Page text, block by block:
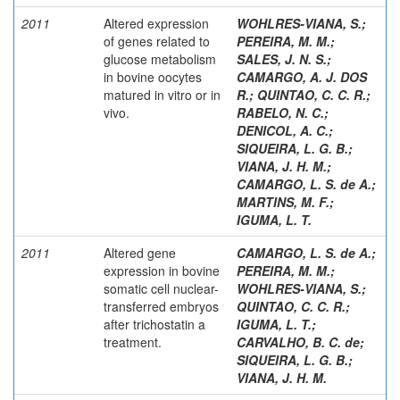
2011
Altered expression
of genes related to
glucose metabolism
in bovine oocytes
matured in vitro or in
vivo.
WOHLRES-VIANA, S.;
PEREIRA, M. M.;
SALES, J. N. S.;
CAMARGO, A. J. DOS
R.; QUINTAO, C. C. R.;
RABELO, N. C.;
DENICOL, A. C.;
SIQUEIRA, L. G. B.;
VIANA, J. H. M.;
CAMARGO, L. S. de A.;
MARTINS, M. F.;
IGUMA, L. T.
2011
Altered gene
expression in bovine
somatic cell nuclear-
transferred embryos
after trichostatin a
treatment.
CAMARGO, L. S. de A.;
PEREIRA, M. M.;
WOHLRES-VIANA, S.;
QUINTAO, C. C. R.;
IGUMA, L. T.;
CARVALHO, B. C. de;
SIQUEIRA, L. G. B.;
VIANA, J. H. M.